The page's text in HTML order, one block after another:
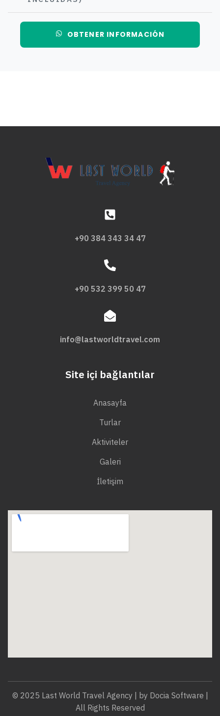
OBTENER INFORMACIÓN
+90 384 343 34 47
+90 532 399 50 47
info@lastworldtravel.com
Site içi bağlantılar
Anasayfa
Turlar
Aktiviteler
Galeri
İletişim
© 2025 Last World Travel Agency | by Docia Software |
All Rights Reserved